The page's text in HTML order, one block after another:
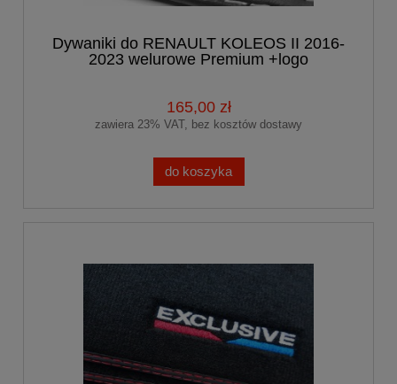
Dywaniki do RENAULT KOLEOS II 2016-
2023 welurowe Premium +logo
165,00 zł
zawiera 23% VAT, bez kosztów dostawy
do koszyka